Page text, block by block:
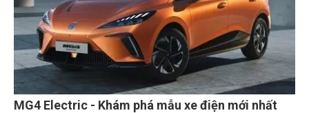
MG4 Electric - Khám phá mẫu xe điện mới nhất